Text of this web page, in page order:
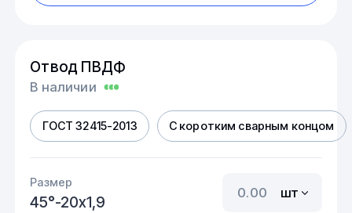
Отвод ПВДФ
В наличии
ГОСТ 32415-2013 С коротким сварным концом
Размер
45°-20х1,9
шт